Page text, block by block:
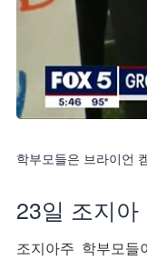
학부모들은 브라이언
23일 조지
조지아주 학부모들